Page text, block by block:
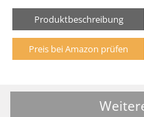
Produktbeschreibung
Preis bei Amazon prüfen